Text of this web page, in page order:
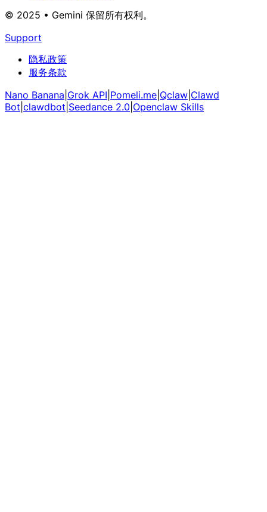
© 2025 • Gemini 保留所有权利。
Support
隐私政策
服务条款
Nano Banana Grok API Pomeli.me Qclaw Clawd
Bot clawdbot Seedance 2.0 Openclaw Skills